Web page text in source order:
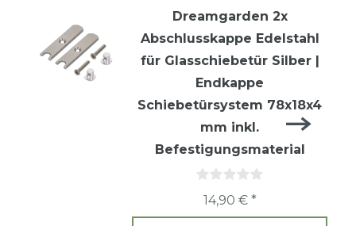
Dreamgarden 2x
Abschlusskappe Edelstahl
für Glasschiebetür Silber |
Endkappe
Schiebetürsystem 78x18x4
mm inkl.
Befestigungsmaterial
14,90 € *